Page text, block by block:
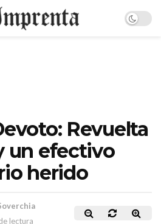
Revuelta
un efectivo
herido
lectura